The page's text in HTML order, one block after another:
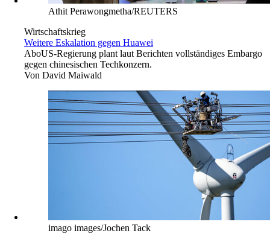
Athit Perawongmetha/REUTERS
Wirtschaftskrieg
Weitere Eskalation gegen Huawei
AboUS-Regierung plant laut Berichten vollständiges Embargo
gegen chinesischen Techkonzern.
Von David Maiwald
imago images/Jochen Tack